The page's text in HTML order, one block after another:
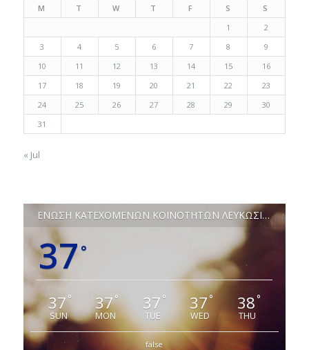
M T W T F S
S
1
2
3
4 5 6 7 8
9
10
11 12 13 14 15
16
17
18 19 20 21 22
23
24
25 26 27 28 29
30
31
« Jul
ΕΝΩΣΗ ΚΑΤΕΧΟΜΕΝΩΝ ΚΟΙΝΟΤΗΤΩΝ ΛΕΥΚΩΣΙΑΣ
37 °
37°
SUN
37°
MON
37 °
TUE
37 °
WED
38°
THU
false